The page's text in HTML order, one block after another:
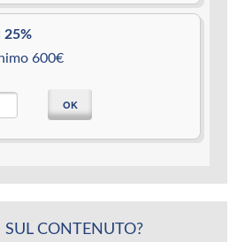
25%
600€
OK
SUL CONTENUTO?